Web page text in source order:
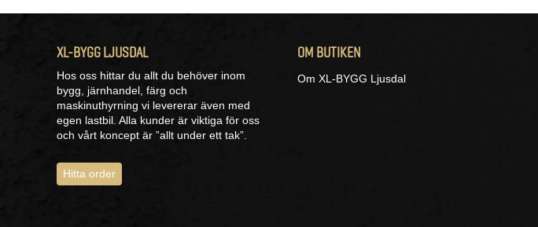
XL-BYGG LJUSDAL
Hos oss hittar du allt du behöver inom
bygg, järnhandel, färg och
maskinuthyrning vi levererar även med
egen lastbil. Alla kunder är viktiga för oss
och vårt koncept är ”allt under ett tak”.
Hitta order
OM BUTIKEN
Om XL-BYGG Ljusdal